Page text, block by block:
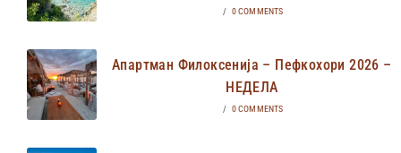
/ 0 COMMENTS
Апартман Филоксенија – Пефкохори 2026 –
НЕДЕЛА
/ 0 COMMENTS